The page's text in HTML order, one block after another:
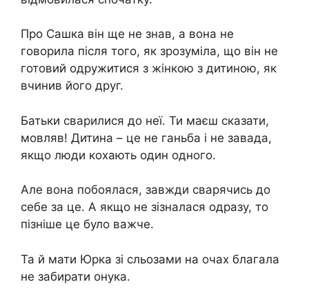
Про Сашка він ще не знав, а вона не
говорила після того, як зрозуміла, що він не
готовий одружитися з жінкою з дитиною, як
вчинив його друг.
Батьки сварилися до неї. Ти маєш сказати,
мовляв! Дитина – це не ганьба і не завада,
якщо люди кохають один одного.
Але вона побоялася, завжди сварячись до
себе за це. А якщо не зізналася одразу, то
пізніше це було важче.
Та й мати Юрка зі сльозами на очах благала
не забирати онука.